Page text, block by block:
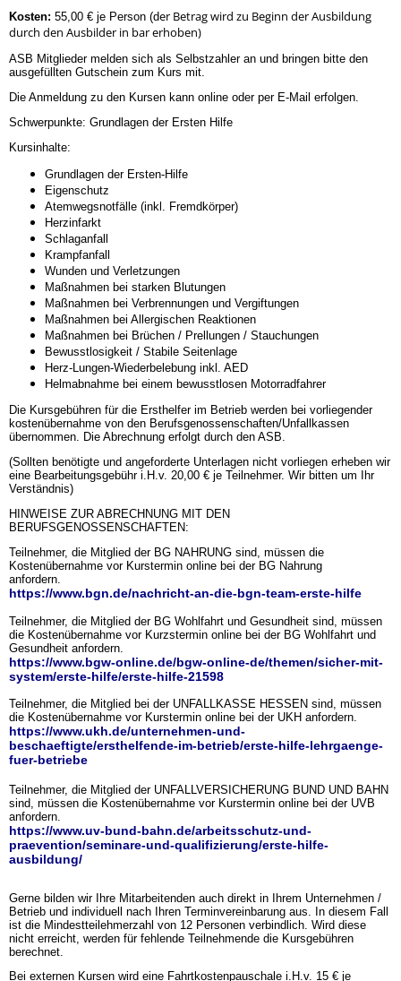
Kosten: 55,00 € je Person (der Betrag wird zu Beginn der Ausbildung
durch den Ausbilder in bar erhoben)
ASB Mitglieder melden sich als Selbstzahler an und bringen bitte den
ausgefüllten Gutschein zum Kurs mit.
Die Anmeldung zu den Kursen kann online oder per E-Mail erfolgen.
Schwerpunkte: Grundlagen der Ersten Hilfe
Kursinhalte:
Grundlagen der Ersten-Hilfe
Eigenschutz
Atemwegsnotfälle (inkl. Fremdkörper)
Herzinfarkt
Schlaganfall
Krampfanfall
Wunden und Verletzungen
Maßnahmen bei starken Blutungen
Maßnahmen bei Verbrennungen und Vergiftungen
Maßnahmen bei Allergischen Reaktionen
Maßnahmen bei Brüchen / Prellungen / Stauchungen
Bewusstlosigkeit / Stabile Seitenlage
Herz-Lungen-Wiederbelebung inkl. AED
Helmabnahme bei einem bewusstlosen Motorradfahrer
Die Kursgebühren für die Ersthelfer im Betrieb werden bei vorliegender
kostenübernahme von den Berufsgenossenschaften/Unfallkassen
übernommen. Die Abrechnung erfolgt durch den ASB.
(Sollten benötigte und angeforderte Unterlagen nicht vorliegen erheben wir
eine Bearbeitungsgebühr i.H.v. 20,00 € je Teilnehmer. Wir bitten um Ihr
Verständnis)
HINWEISE ZUR ABRECHNUNG MIT DEN
BERUFSGENOSSENSCHAFTEN:
Teilnehmer, die Mitglied der BG NAHRUNG sind, müssen die
Kostenübernahme vor Kurstermin online bei der BG Nahrung
anfordern.
https://www.bgn.de/nachricht-an-die-bgn-team-erste-hilfe
Teilnehmer, die Mitglied der BG Wohlfahrt und Gesundheit sind, müssen
die Kostenübernahme vor Kurzstermin online bei der BG Wohlfahrt und
Gesundheit anfordern.
https://www.bgw-online.de/bgw-online-de/themen/sicher-mit-
system/erste-hilfe/erste-hilfe-21598
Teilnehmer, die Mitglied bei der UNFALLKASSE HESSEN sind, müssen
die Kostenübernahme vor Kurstermin online bei der UKH anfordern.
https://www.ukh.de/unternehmen-und-
beschaeftigte/ersthelfende-im-betrieb/erste-hilfe-lehrgaenge-
fuer-betriebe
Teilnehmer, die Mitglied der UNFALLVERSICHERUNG BUND UND BAHN
sind, müssen die Kostenübernahme vor Kurstermin online bei der UVB
anfordern.
https://www.uv-bund-bahn.de/arbeitsschutz-und-
praevention/seminare-und-qualifizierung/erste-hilfe-
ausbildung/
Gerne bilden wir Ihre Mitarbeitenden auch direkt in Ihrem Unternehmen /
Betrieb und individuell nach Ihren Terminvereinbarung aus. In diesem Fall
ist die Mindestteilehmerzahl von 12 Personen verbindlich. Wird diese
nicht erreicht, werden für fehlende Teilnehmende die Kursgebühren
berechnet.
Bei externen Kursen wird eine Fahrtkostenpauschale i.H.v. 15 € je